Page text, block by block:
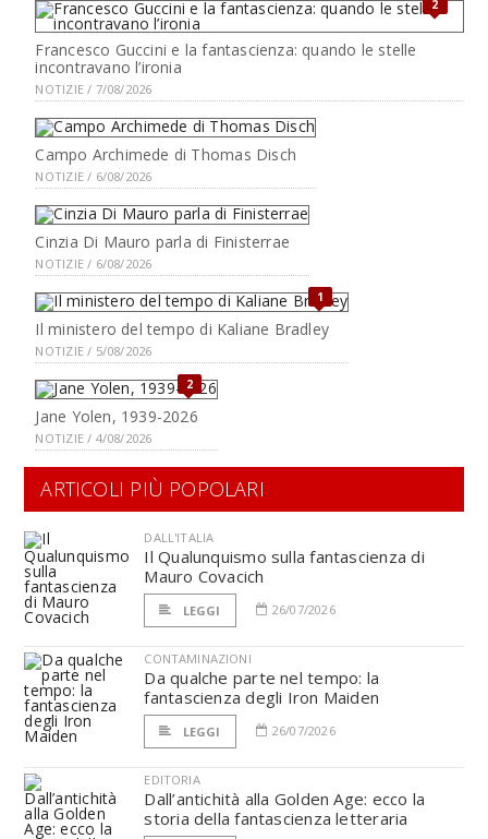
2
Francesco Guccini e la fantascienza: quando le stelle
incontravano l’ironia
NOTIZIE / 7/08/2026
Campo Archimede di Thomas Disch
NOTIZIE / 6/08/2026
Cinzia Di Mauro parla di Finisterrae
NOTIZIE / 6/08/2026
1
Il ministero del tempo di Kaliane Bradley
NOTIZIE / 5/08/2026
2
Jane Yolen, 1939-2026
NOTIZIE / 4/08/2026
ARTICOLI PIÙ POPOLARI
DALL'ITALIA
Il Qualunquismo sulla fantascienza di
Mauro Covacich
LEGGI 26/07/2026
CONTAMINAZIONI
Da qualche parte nel tempo: la
fantascienza degli Iron Maiden
LEGGI 26/07/2026
EDITORIA
Dall’antichità alla Golden Age: ecco la
storia della fantascienza letteraria